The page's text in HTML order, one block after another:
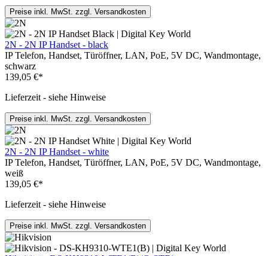
Preise inkl. MwSt. zzgl. Versandkosten
2N - 2N IP Handset - black
IP Telefon, Handset, Türöffner, LAN, PoE, 5V DC, Wandmontage,
schwarz
139,05 €*
Lieferzeit - siehe Hinweise
Preise inkl. MwSt. zzgl. Versandkosten
2N - 2N IP Handset - white
IP Telefon, Handset, Türöffner, LAN, PoE, 5V DC, Wandmontage,
weiß
139,05 €*
Lieferzeit - siehe Hinweise
Preise inkl. MwSt. zzgl. Versandkosten